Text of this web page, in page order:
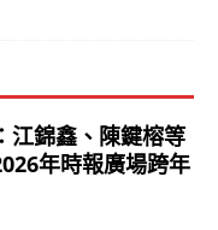
江錦鑫、陳鍵榕等
年時報廣場跨年